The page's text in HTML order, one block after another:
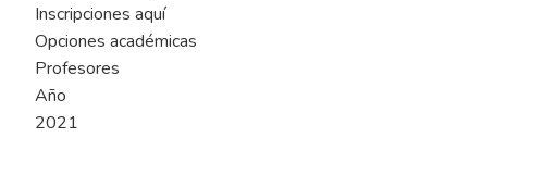
Inscripciones aquí
Opciones académicas
Profesores
Año
2021